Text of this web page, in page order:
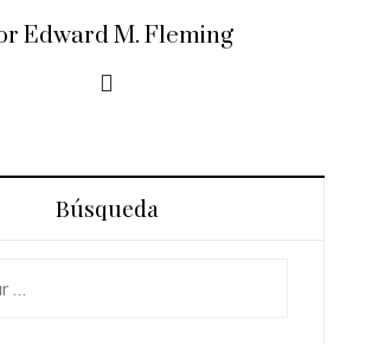
Edward M. Fleming
Búsqueda